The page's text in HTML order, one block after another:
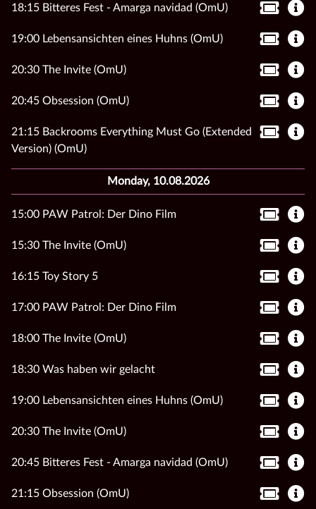
18:15 Bitteres Fest - Amarga navidad (OmU)
19:00 Lebensansichten eines Huhns (OmU)
20:30 The Invite (OmU)
20:45 Obsession (OmU)
21:15 Backrooms Everything Must Go (Extended
Version) (OmU)
Monday, 10.08.2026
15:00 PAW Patrol: Der Dino Film
15:30 The Invite (OmU)
16:15 Toy Story 5
17:00 PAW Patrol: Der Dino Film
18:00 The Invite (OmU)
18:30 Was haben wir gelacht
19:00 Lebensansichten eines Huhns (OmU)
20:30 The Invite (OmU)
20:45 Bitteres Fest - Amarga navidad (OmU)
21:15 Obsession (OmU)